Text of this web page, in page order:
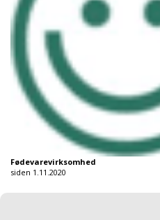
Fødevarevirksomhed
siden 1.11.2020